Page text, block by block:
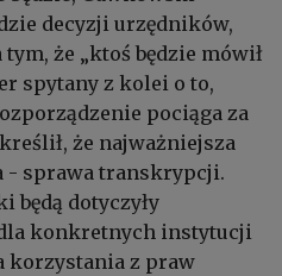
decyzji urzędników,
że „ktoś będzie mówił
spytany z kolei o to,
pociąga za
że najważniejsza
- sprawa transkrypcji.
będą dotyczyły
konkretnych instytucji
korzystania z praw